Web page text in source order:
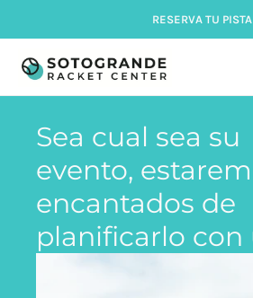
RESERVA TU PISTA
Sea cual sea su
evento,
encantados de
planificarlo con